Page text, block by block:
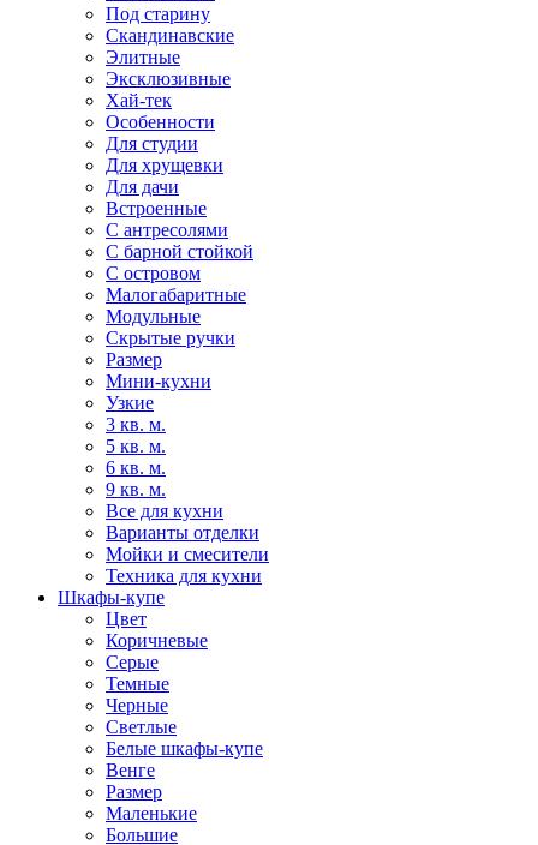
Под старину
Скандинавские
Элитные
Эксклюзивные
Хай-тек
Особенности
Для студии
Для хрущевки
Для дачи
Встроенные
С антресолями
С барной стойкой
С островом
Малогабаритные
Модульные
Скрытые ручки
Размер
Мини-кухни
Узкие
3 кв. м.
5 кв. м.
6 кв. м.
9 кв. м.
Все для кухни
Варианты отделки
Мойки и смесители
Техника для кухни
Шкафы-купе
Цвет
Коричневые
Серые
Темные
Черные
Светлые
Белые шкафы-купе
Венге
Размер
Маленькие
Большие